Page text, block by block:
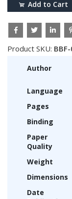
Add to Cart
Product SKU:
Author
Language
Pages
Binding
Paper
Quality
Weight
Dimensions
Date